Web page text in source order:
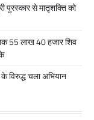
पुरस्कार से मातृशक्ति को
55 लाख 40 हजार शिव
विरुद्ध चला अभियान